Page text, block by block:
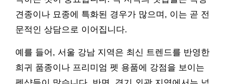
견종이나 묘종에 특화된 경우가 많으며, 이는 곧 전
문적인 상담으로 이어집니다.
예를 들어, 서울 강남 지역은 최신 트렌드를 반영한
희귀 품종이나 프리미엄 펫 용품에 강점을 보이는